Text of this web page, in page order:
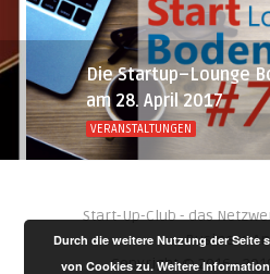
Die Startup–Lounge
am 28. April 2017
VERANSTALTUNGEN
Start-Up-Club - das
Business
Copyright © 2016 -
Durch die weitere Nutzung der Seite
von Cookies zu.Weitere